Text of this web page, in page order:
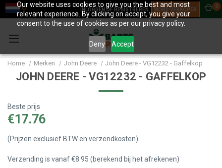
Our website uses cookies to give you the best and most
relevant experience. By clicking on accept, you give your
consent to the use of cookies as per our privacy policy.
Deny Accept
INLOGGEN OF REGISTREREN WORD VERKOPER
0
Home Merken John Deere John Deere - VG12232 - Gaffelkop
JOHN DEERE - VG12232 - GAFFELKOP
Beste prijs
€17.76
(Prijzen exclusief BTW en verzendkosten)
Verzending is vanaf €8.95 (berekend bij het afrekenen)